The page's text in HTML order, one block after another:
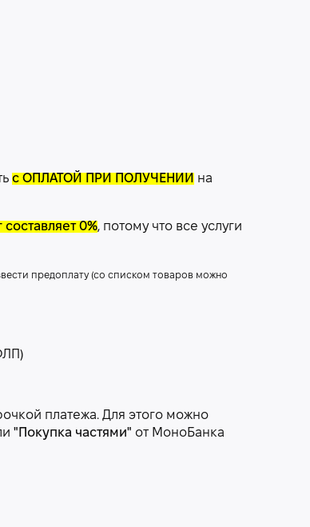
с ОПЛАТОЙ ПРИ ПОЛУЧЕНИИ на
0%, потому что все услуги
предоплату (со списком товаров можно
платежа. Для этого можно
"Покупка частями" от МоноБанка